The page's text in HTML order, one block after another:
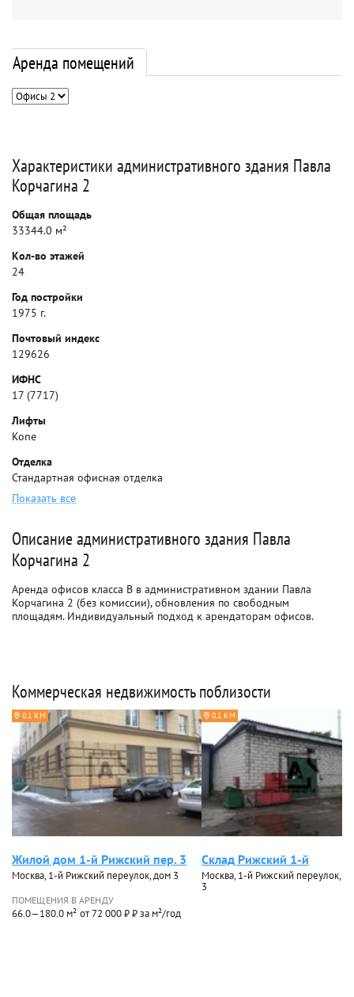
Аренда помещений
Характеристики административного здания Павла
Корчагина 2
Общая площадь
33344.0 м²
Кол-во этажей
24
Год постройки
1975 г.
Почтовый индекс
129626
ИФНС
17 (7717)
Лифты
Kone
Отделка
Стандартная офисная отделка
Показать все
Описание административного здания Павла
Корчагина 2
Аренда офисов класса B в административном здании Павла
Корчагина 2 (без комиссии), обновления по свободным
площадям. Индивидуальный подход к арендаторам офисов.
Коммерческая недвижимость поблизости
0.1 КМ
Жилой дом 1-й Рижский пер. 3
Москва, 1-й Рижский переулок, дом 3
ПОМЕЩЕНИЯ В АРЕНДУ
66.0—180.0 м² от 72 000 ₽ ₽ за м²/год
0.1 КМ
Склад Рижский 1-й
Москва, 1-й Рижский переулок,
3